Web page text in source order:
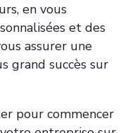
en vous
et des
assurer une
grand succès sur
pour commencer